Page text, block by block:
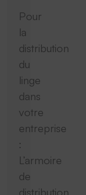
Pour
la
distribution
du
linge
dans
votre
entreprise
:
L’armoire
de
distribution